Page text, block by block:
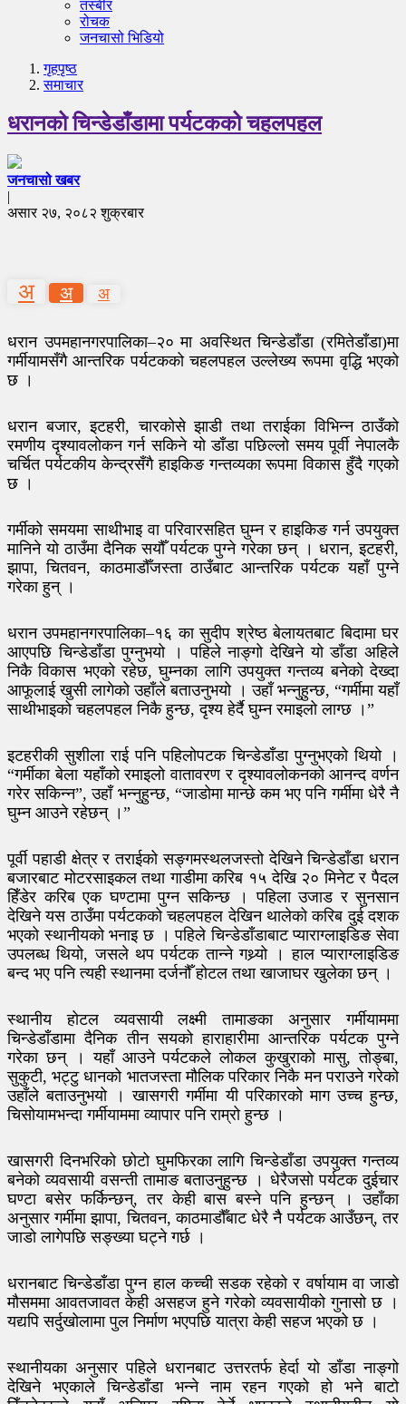
तस्बीर
रोचक
जनचासो भिडियो
गृहपृष्‍ठ
समाचार
धरानको चिन्डेडाँडामा पर्यटकको चहलपहल
जनचासो खबर
|
असार २७, २०८२ शुक्रबार
अ अ अ
धरान उपमहानगरपालिका–२० मा अवस्थित चिन्डेडाँडा (रमितेडाँडा)मा
गर्मीयामसँगै आन्तरिक पर्यटकको चहलपहल उल्लेख्य रूपमा वृद्धि भएको
छ ।
धरान बजार, इटहरी, चारकोसे झाडी तथा तराईका विभिन्न ठाउँको
रमणीय दृश्यावलोकन गर्न सकिने यो डाँडा पछिल्लो समय पूर्वी नेपालकै
चर्चित पर्यटकीय केन्द्रसँगै हाइकिङ गन्तव्यका रूपमा विकास हुँदै गएको
छ ।
गर्मीको समयमा साथीभाइ वा परिवारसहित घुम्न र हाइकिङ गर्न उपयुक्त
मानिने यो ठाउँमा दैनिक सयौँ पर्यटक पुग्ने गरेका छन् । धरान, इटहरी,
झापा, चितवन, काठमाडौँजस्ता ठाउँबाट आन्तरिक पर्यटक यहाँ पुग्ने
गरेका हुन् ।
धरान उपमहानगरपालिका–१६ का सुदीप श्रेष्ठ बेलायतबाट बिदामा घर
आएपछि चिन्डेडाँडा पुग्नुभयो । पहिले नाङ्गो देखिने यो डाँडा अहिले
निकै विकास भएको रहेछ, घुम्नका लागि उपयुक्त गन्तव्य बनेको देख्दा
आफूलाई खुसी लागेको उहाँले बताउनुभयो । उहाँ भन्नुहुन्छ, “गर्मीमा यहाँ
साथीभाइको चहलपहल निकै हुन्छ, दृश्य हेर्दै घुम्न रमाइलो लाग्छ ।”
इटहरीकी सुशीला राई पनि पहिलोपटक चिन्डेडाँडा पुग्नुभएको थियो ।
“गर्मीका बेला यहाँको रमाइलो वातावरण र दृश्यावलोकनको आनन्द वर्णन
गरेर सकिन्न”, उहाँ भन्नुहुन्छ, “जाडोमा मान्छे कम भए पनि गर्मीमा धेरै नै
घुम्न आउने रहेछन् ।”
पूर्वी पहाडी क्षेत्र र तराईको सङ्गमस्थलजस्तो देखिने चिन्डेडाँडा धरान
बजारबाट मोटरसाइकल तथा गाडीमा करिब १५ देखि २० मिनेट र पैदल
हिँडेर करिब एक घण्टामा पुग्न सकिन्छ । पहिला उजाड र सुनसान
देखिने यस ठाउँमा पर्यटकको चहलपहल देखिन थालेको करिब दुई दशक
भएको स्थानीयको भनाइ छ । पहिले चिन्डेडाँडाबाट प्याराग्लाइडिङ सेवा
उपलब्ध थियो, जसले थप पर्यटक तान्ने गथ्र्यो । हाल प्याराग्लाइडिङ
बन्द भए पनि त्यही स्थानमा दर्जनौँ होटल तथा खाजाघर खुलेका छन् ।
स्थानीय होटल व्यवसायी लक्ष्मी तामाङका अनुसार गर्मीयाममा
चिन्डेडाँडामा दैनिक तीन सयको हाराहारीमा आन्तरिक पर्यटक पुग्ने
गरेका छन् । यहाँ आउने पर्यटकले लोकल कुखुराको मासु, तोङ्बा,
सुकुटी, भट्टु धानको भातजस्ता मौलिक परिकार निकै मन पराउने गरेको
उहाँले बताउनुभयो । खासगरी गर्मीमा यी परिकारको माग उच्च हुन्छ,
चिसोयामभन्दा गर्मीयाममा व्यापार पनि राम्रो हुन्छ ।
खासगरी दिनभरिको छोटो घुमफिरका लागि चिन्डेडाँडा उपयुक्त गन्तव्य
बनेको व्यवसायी वसन्ती तामाङ बताउनुहुन्छ । धेरैजसो पर्यटक दुईचार
घण्टा बसेर फर्किन्छन्, तर केही बास बस्ने पनि हुन्छन् । उहाँका
अनुसार गर्मीमा झापा, चितवन, काठमाडौँबाट धेरै नैै पर्यटक आउँछन्, तर
जाडो लागेपछि सङ्ख्या घट्ने गर्छ ।
धरानबाट चिन्डेडाँडा पुग्न हाल कच्ची सडक रहेको र वर्षायाम वा जाडो
मौसममा आवतजावत केही असहज हुने गरेको व्यवसायीको गुनासो छ ।
यद्यपि सर्दुखोलामा पुल निर्माण भएपछि यात्रा केही सहज भएको छ ।
स्थानीयका अनुसार पहिले धरानबाट उत्तरतर्फ हेर्दा यो डाँडा नाङ्गो
देखिने भएकाले चिन्डेडाँडा भन्ने नाम रहन गएको हो भने बाटो